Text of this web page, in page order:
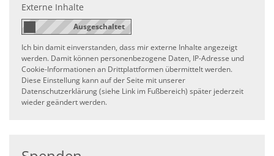
Externe Inhalte
Ich bin damit einverstanden, dass mir externe Inhalte angezeigt
werden. Damit können personenbezogene Daten, IP-Adresse und
Cookie-Informationen an Drittplattformen übermittelt werden.
Diese Einstellung kann auf der Seite mit unserer
Datenschutzerklärung (siehe Link im Fußbereich) später jederzeit
wieder geändert werden.